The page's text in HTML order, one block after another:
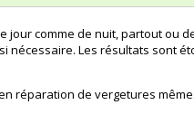
de jour comme de nuit, partout
Les résultats sont
réparation de vergetures